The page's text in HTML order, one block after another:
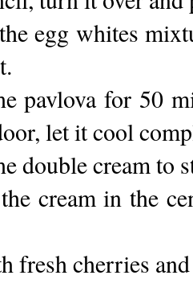
egg whites
pavlova for 50
let it cool
double cream to
cream in the
fresh cherries